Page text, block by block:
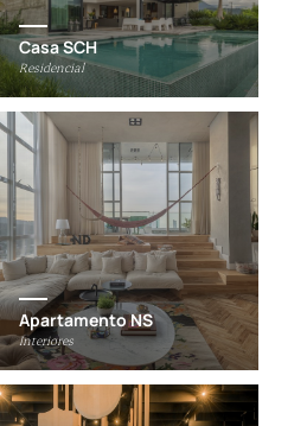
Casa SCH
Residencial
Apartamento NS
Interiores